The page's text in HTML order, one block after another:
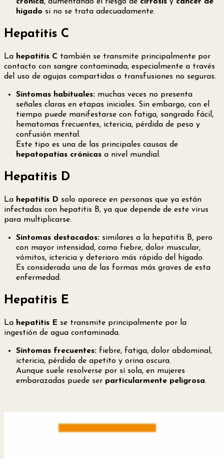
crónica, aumentando el riesgo de cirrosis y cáncer de
hígado si no se trata adecuadamente.
Hepatitis C
La hepatitis C también se transmite principalmente por
contacto con sangre contaminada, especialmente a través
del uso de agujas compartidas o transfusiones no seguras.
Síntomas habituales: muchas veces no presenta
señales claras en etapas iniciales. Sin embargo, con el
tiempo puede manifestarse con fatiga, sangrado fácil,
hematomas frecuentes, ictericia, pérdida de peso y
confusión mental.
Este tipo es una de las principales causas de
hepatopatías crónicas a nivel mundial.
Hepatitis D
La hepatitis D solo aparece en personas que ya están
infectadas con hepatitis B, ya que depende de este virus
para multiplicarse.
Síntomas destacados: similares a la hepatitis B, pero
con mayor intensidad, como fiebre, dolor muscular,
vómitos, ictericia y deterioro más rápido del hígado.
Es considerada una de las formas más graves de esta
enfermedad.
Hepatitis E
La hepatitis E se transmite principalmente por la
ingestión de agua contaminada.
Síntomas frecuentes: fiebre, fatiga, dolor abdominal,
ictericia, pérdida de apetito y orina oscura.
Aunque suele resolverse por sí sola, en mujeres
embarazadas puede ser particularmente peligrosa.